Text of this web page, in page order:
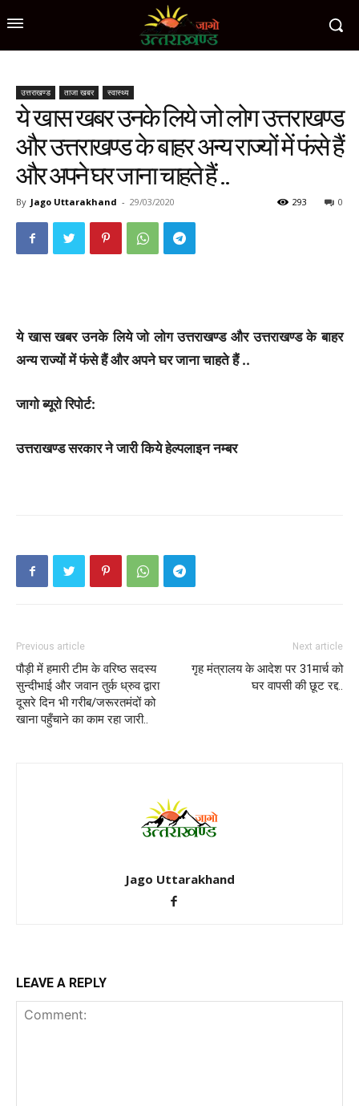
उत्तराखण्ड ताजा खबर स्वास्थ्य
ये खास खबर उनके लिये जो लोग उत्तराखण्ड
और उत्तराखण्ड के बाहर अन्य राज्यों में फंसे हैं
और अपने घर जाना चाहते हैं ..
By Jago Uttarakhand - 29/03/2020 0
293
ये खास खबर उनके लिये जो लोग उत्तराखण्ड और उत्तराखण्ड के बाहर
अन्य राज्यों में फंसे हैं और अपने घर जाना चाहते हैं ..
जागो ब्यूरो रिपोर्ट:
उत्तराखण्ड सरकार ने जारी किये हेल्पलाइन नम्बर
Previous article
पौड़ी में हमारी टीम के वरिष्ठ सदस्य
सुन्दीभाई और जवान तुर्क ध्रुव द्वारा
दूसरे दिन भी गरीब/जरूरतमंदों को
खाना पहुँचाने का काम रहा जारी..
Next article
गृह मंत्रालय के आदेश पर 31मार्च को
घर वापसी की छूट रद्द..
Jago Uttarakhand
LEAVE A REPLY